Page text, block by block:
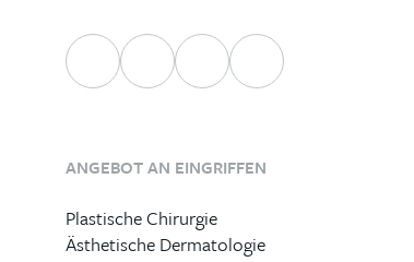
ANGEBOT AN EINGRIFFEN
Plastische Chirurgie
Ästhetische Dermatologie